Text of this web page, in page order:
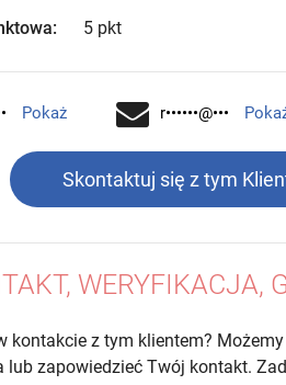
5 pkt
Pokaż r••••••@•••
Skontaktuj się z tym
WERYFIKACJA,
kontakcie z tym klientem?
lub zapowiedzieć Twój kontakt.